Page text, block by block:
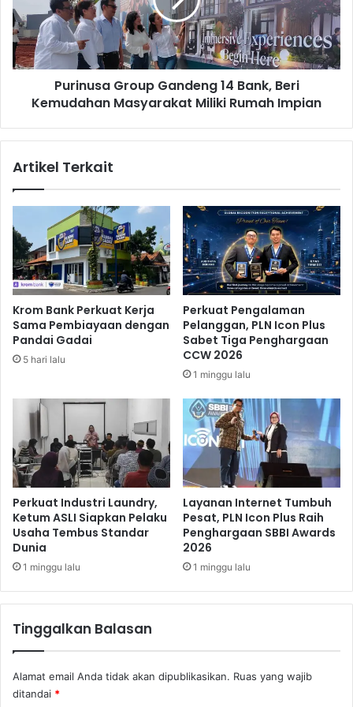
d
i
t
u
k
e
a
s
i
M
u
d
a
,
N
x
r
d
B
R
I
B
e
r
m
a
h
u
s
a
G
a
n
g
1
4
a
n
,
e
K
e
m
u
d
a
h
a
s
y
r
a
Purinusa Group Gandeng 14 Bank, Beri
Kemudahan Masyarakat Miliki Rumah Impian
Artikel Terkait
Krom Bank Perkuat Kerja
Sama Pembiayaan dengan
Pandai Gadai
5 hari lalu
Perkuat Pengalaman
Pelanggan, PLN Icon Plus
Sabet Tiga Penghargaan
CCW 2026
1 minggu lalu
Perkuat Industri Laundry,
Ketum ASLI Siapkan Pelaku
Usaha Tembus Standar
Dunia
1 minggu lalu
Layanan Internet Tumbuh
Pesat, PLN Icon Plus Raih
Penghargaan SBBI Awards
2026
1 minggu lalu
Tinggalkan Balasan
Alamat email Anda tidak akan dipublikasikan. Ruas yang wajib
ditandai *